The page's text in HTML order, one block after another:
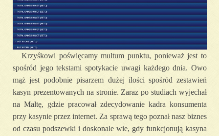
Krzyśkowi poświęcamy multum punktu, ponieważ jest to
spośród jego tekstami spotykacie uwagi każdego dnia. Owo
mąż jest podobnie pisarzem dużej ilości spośród zestawień
kasyn prezentowanych na stronie. Zaraz po studiach wyjechał
na Maltę, gdzie pracował zdecydowanie kadra konsumenta
przy kasynie przez internet. Za sprawą tego poznał nasz biznes
od czasu podszewki i doskonale wie, gdy funkcjonują kasyna